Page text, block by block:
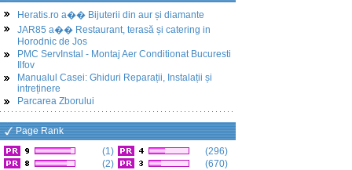
Heratis.ro a�� Bijuterii din aur și diamante
JAR85 a�� Restaurant, terasă și catering in
Horodnic de Jos
PMC ServInstal - Montaj Aer Conditionat Bucuresti
Ilfov
Manualul Casei: Ghiduri Reparații, Instalații și
intreținere
Parcarea Zborului
Page Rank
(1)
(2)
(296)
(670)